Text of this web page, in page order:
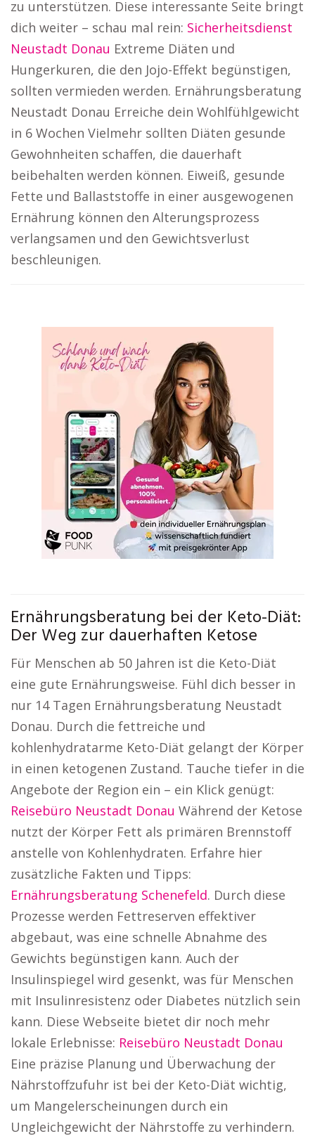
zu unterstützen. Diese interessante Seite bringt
dich weiter – schau mal rein: Sicherheitsdienst
Neustadt Donau Extreme Diäten und
Hungerkuren, die den Jojo-Effekt begünstigen,
sollten vermieden werden. Ernährungsberatung
Neustadt Donau Erreiche dein Wohlfühlgewicht
in 6 Wochen Vielmehr sollten Diäten gesunde
Gewohnheiten schaffen, die dauerhaft
beibehalten werden können. Eiweiß, gesunde
Fette und Ballaststoffe in einer ausgewogenen
Ernährung können den Alterungsprozess
verlangsamen und den Gewichtsverlust
beschleunigen.
Ernährungsberatung bei der Keto-Diät:
Der Weg zur dauerhaften Ketose
Für Menschen ab 50 Jahren ist die Keto-Diät
eine gute Ernährungsweise. Fühl dich besser in
nur 14 Tagen Ernährungsberatung Neustadt
Donau. Durch die fettreiche und
kohlenhydratarme Keto-Diät gelangt der Körper
in einen ketogenen Zustand. Tauche tiefer in die
Angebote der Region ein – ein Klick genügt:
Reisebüro Neustadt Donau Während der Ketose
nutzt der Körper Fett als primären Brennstoff
anstelle von Kohlenhydraten. Erfahre hier
zusätzliche Fakten und Tipps:
Ernährungsberatung Schenefeld. Durch diese
Prozesse werden Fettreserven effektiver
abgebaut, was eine schnelle Abnahme des
Gewichts begünstigen kann. Auch der
Insulinspiegel wird gesenkt, was für Menschen
mit Insulinresistenz oder Diabetes nützlich sein
kann. Diese Webseite bietet dir noch mehr
lokale Erlebnisse: Reisebüro Neustadt Donau
Eine präzise Planung und Überwachung der
Nährstoffzufuhr ist bei der Keto-Diät wichtig,
um Mangelerscheinungen durch ein
Ungleichgewicht der Nährstoffe zu verhindern.